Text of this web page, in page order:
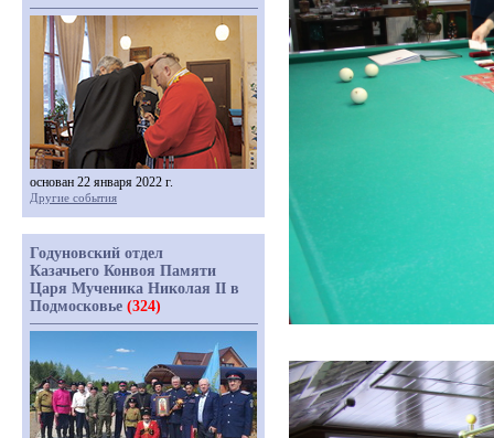
основан 22 января 2022 г.
Другие события
Годуновский отдел
Казачьего Конвоя Памяти
Царя Мученика Николая II в
Подмосковье (324)